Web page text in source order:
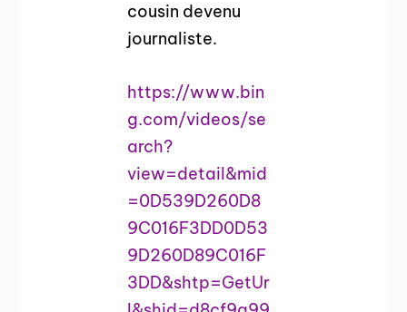
cousin devenu
journaliste.
https://www.bin
g.com/videos/se
arch?
view=detail&mid
=0D539D260D8
9C016F3DD0D53
9D260D89C016F
3DD&shtp=GetUr